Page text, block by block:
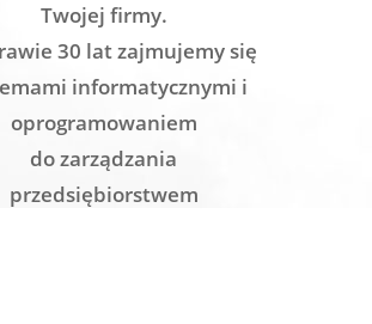
Twojej firmy.
30 lat zajmujemy się
informatycznymi i
oprogramowaniem
do zarządzania
przedsiębiorstwem